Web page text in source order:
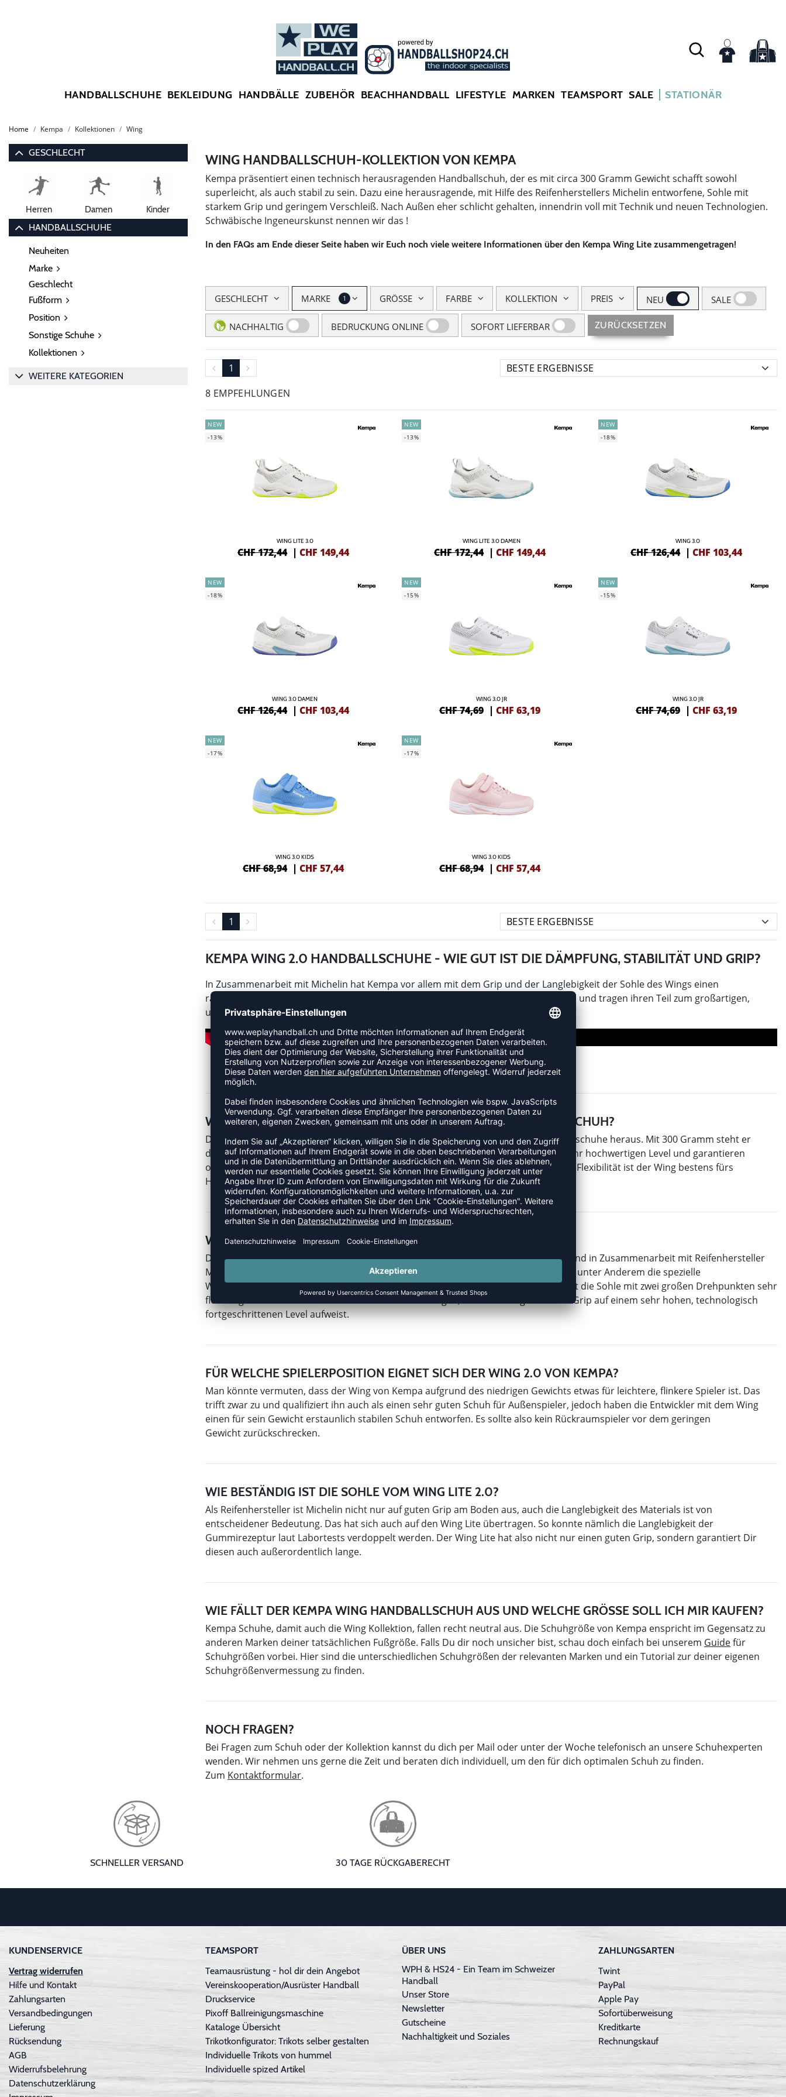
HANDBALLSCHUHE BEKLEIDUNG HANDBÄLLE ZUBEHÖR BEACHHANDBALL LIFESTYLE MARKEN TEAMSPORT SALE STATIONÄR
Home Kempa Kollektionen Wing
GESCHLECHT
Herren Damen Kinder
HANDBALLSCHUHE
Neuheiten
Marke
Geschlecht
Fußform
Position
Sonstige Schuhe
Kollektionen
WEITERE KATEGORIEN
WING HANDBALLSCHUH-KOLLEKTION VON KEMPA
Kempa präsentiert einen technisch herausragenden Handballschuh, der es mit circa 300 Gramm Gewicht schafft sowohl
superleicht, als auch stabil zu sein. Dazu eine herausragende, mit Hilfe des Reifenherstellers Michelin entworfene, Sohle mit
starkem Grip und geringem Verschleiß. Nach Außen eher schlicht gehalten, innendrin voll mit Technik und neuen Technologien.
Schwäbische Ingeneurskunst nennen wir das !
In den FAQs am Ende dieser Seite haben wir Euch noch viele weitere Informationen über den Kempa Wing Lite zusammengetragen!
GESCHLECHT MARKE 1 GRÖSSE FARBE KOLLEKTION PREIS NEU SALE
NACHHALTIG BEDRUCKUNG ONLINE SOFORT LIEFERBAR ZURÜCKSETZEN
1
8 EMPFEHLUNGEN
NEW
-13%
WING LITE 3.0
CHF 172,44 | CHF 149,44
NEW
-13%
WING LITE 3.0 DAMEN
CHF 172,44 | CHF 149,44
NEW
-18%
WING 3.0
CHF 126,44 | CHF 103,44
NEW
-18%
WING 3.0 DAMEN
CHF 126,44 | CHF 103,44
NEW
-15%
WING 3.0 JR
CHF 74,69 | CHF 63,19
NEW
-15%
WING 3.0 JR
CHF 74,69 | CHF 63,19
NEW
-17%
WING 3.0 KIDS
CHF 68,94 | CHF 57,44
NEW
-17%
WING 3.0 KIDS
CHF 68,94 | CHF 57,44
1
KEMPA WING 2.0 HANDBALLSCHUHE - WIE GUT IST DIE DÄMPFUNG, STABILITÄT UND GRIP?
In Zusammenarbeit mit Michelin hat Kempa vor allem mit dem Grip und der Langlebigkeit der Sohle des Wings einen
rausgehauen. Aber auch die anderen Teile des Schuhs müssen sich nicht verstecken und tragen ihren Teil zum großartigen,
unglaublich leichtem, aber trotzdem stabilem Gesamtkonstrukt bei.
WAS MACHT DEN KEMPA WING 2.0 ZU EINEM GUTEN HANDBALLSCHUH?
Der Wing sticht als erstes durch sein niedriges Gewicht aus der Menge der Handballschuhe heraus. Mit 300 Gramm steht er
damit ganz an der Spitze. Diese 300 Gramm sind jedoch auf einem technologisch sehr hochwertigen Level und garantieren
optimale Funktion und Leistung. Durch guten Grip und vorhande Stabilität, als auch Flexibilität ist der Wing bestens fürs
Handballspielen geeignet und bereitet seinem Träger viel Spaß.
WIE GUT IST DER GRIP VOM WING LITE 2.0 HANDBALLSCHUH?
Der Wing Lite weist eine sehr leichte Sohle mit überragendem Grip auf. Diese entstand in Zusammenarbeit mit Reifenhersteller
Michelin und garantiert optimalen Grip am Hallenboden. Ausschlaggebend dafür ist unter Anderem die spezielle
Wabenkonstruktion im hinteren Bereich der Sohle, die Unterdruck erzeugt. Vorne ist die Sohle mit zwei großen Drehpunkten sehr
flexibel gehalten. Zusammenfassend lässt sich also sagen, dass der Wing Lite einen Grip auf einem sehr hohen, technologisch
fortgeschrittenen Level aufweist.
FÜR WELCHE SPIELERPOSITION EIGNET SICH DER WING 2.0 VON KEMPA?
Man könnte vermuten, dass der Wing von Kempa aufgrund des niedrigen Gewichts etwas für leichtere, flinkere Spieler ist. Das
trifft zwar zu und qualifiziert ihn auch als einen sehr guten Schuh für Außenspieler, jedoch haben die Entwickler mit dem Wing
einen für sein Gewicht erstaunlich stabilen Schuh entworfen. Es sollte also kein Rückraumspieler vor dem geringen
Gewicht zurückschrecken.
WIE BESTÄNDIG IST DIE SOHLE VOM WING LITE 2.0?
Als Reifenhersteller ist Michelin nicht nur auf guten Grip am Boden aus, auch die Langlebigkeit des Materials ist von
entscheidener Bedeutung. Das hat sich auch auf den Wing Lite übertragen. So konnte nämlich die Langlebigkeit der
Gummirezeptur laut Labortests verdoppelt werden. Der Wing Lite hat also nicht nur einen guten Grip, sondern garantiert Dir
diesen auch außerordentlich lange.
WIE FÄLLT DER KEMPA WING HANDBALLSCHUH AUS UND WELCHE GRÖSSE SOLL ICH MIR KAUFEN?
Kempa Schuhe, damit auch die Wing Kollektion, fallen recht neutral aus. Die Schuhgröße von Kempa enspricht im Gegensatz zu
anderen Marken deiner tatsächlichen Fußgröße. Falls Du dir noch unsicher bist, schau doch einfach bei unserem Guidefür
Schuhgrößen vorbei. Hier sind die unterschiedlichen Schuhgrößen der relevanten Marken und ein Tutorial zur deiner eigenen
Schuhgrößenvermessung zu finden.
NOCH FRAGEN?
Bei Fragen zum Schuh oder der Kollektion kannst du dich per Mail oder unter der Woche telefonisch an unsere Schuhexperten
wenden. Wir nehmen uns gerne die Zeit und beraten dich individuell, um den für dich optimalen Schuh zu finden.
Zum Kontaktformular.
SCHNELLER VERSAND 30 TAGE RÜCKGABERECHT
KUNDENSERVICE
Vertrag widerrufen
Hilfe und Kontakt
Zahlungsarten
Versandbedingungen
Lieferung
Rücksendung
AGB
Widerrufsbelehrung
Datenschutzerklärung
TEAMSPORT
Teamausrüstung - hol dir dein Angebot
Vereinskooperation/Ausrüster Handball
Druckservice
Pixoff Ballreinigungsmaschine
Kataloge Übersicht
Trikotkonfigurator: Trikots selber gestalten
Individuelle Trikots von hummel
Individuelle spized Artikel
ÜBER UNS
WPH & HS24 - Ein Team im Schweizer
Handball
Unser Store
Newsletter
Gutscheine
Nachhaltigkeit und Soziales
ZAHLUNGSARTEN
Twint
PayPal
Apple Pay
Sofortüberweisung
Kreditkarte
Rechnungskauf